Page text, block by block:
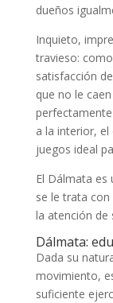
dueños
Inquieto,
travieso:
satisfacción
que no le
a la interior,
juegos ideal
El Dálmata es
se le trata
la atención de
Dálmata:
Dada su
movimiento,
suficiente